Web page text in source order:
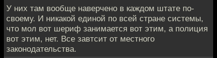
У них там вообще наверчено в каждом штате по-
своему. И никакой единой по всей стране системы,
что мол вот шериф занимается вот этим, а полиция
вот этим, нет. Все завтсит от местного
законодательства.